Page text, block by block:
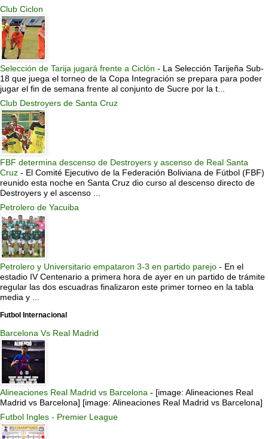
Club Ciclon
Selección de Tarija jugará frente a Ciclón - La Selección Tarijeña Sub-
18 que juega el torneo de la Copa Integración se prepara para poder
jugar el fin de semana frente al conjunto de Sucre por la t...
Club Destroyers de Santa Cruz
FBF determina descenso de Destroyers y ascenso de Real Santa
Cruz - El Comité Ejecutivo de la Federación Boliviana de Fútbol (FBF)
reunido esta noche en Santa Cruz dio curso al descenso directo de
Destroyers y el ascenso ...
Petrolero de Yacuiba
Petrolero y Universitario empataron 3-3 en partido parejo - En el
estadio IV Centenario a primera hora de ayer en un partido de trámite
regular las dos escuadras finalizaron este primer torneo en la tabla
media y ...
Futbol Internacional
Barcelona Vs Real Madrid
Alineaciones Real Madrid vs Barcelona - [image: Alineaciones Real
Madrid vs Barcelona] [image: Alineaciones Real Madrid vs Barcelona]
Futbol Ingles - Premier League